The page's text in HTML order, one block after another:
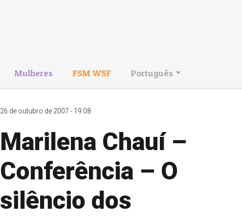
Mulheres FSM WSF Português
26 de outubro de 2007 - 19:08
Marilena Chauí –
Conferência – O
silêncio dos